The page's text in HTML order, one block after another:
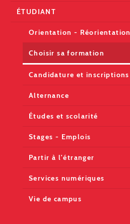
ÉTUDIANT
Orientation - Réorientation
Choisir sa formation
Candidature et inscriptions
Alternance
Études et scolarité
Stages - Emplois
Partir à l'étranger
Services numériques
Vie de campus